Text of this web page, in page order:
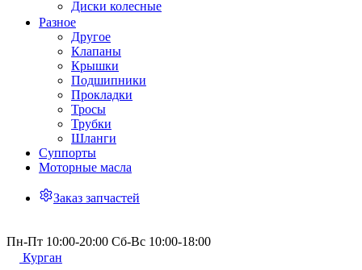
Диски колесные
Разное
Другое
Клапаны
Крышки
Подшипники
Прокладки
Тросы
Трубки
Шланги
Суппорты
Моторные масла
Заказ запчастей
Пн-Пт 10:00-20:00 Сб-Вс 10:00-18:00
Курган